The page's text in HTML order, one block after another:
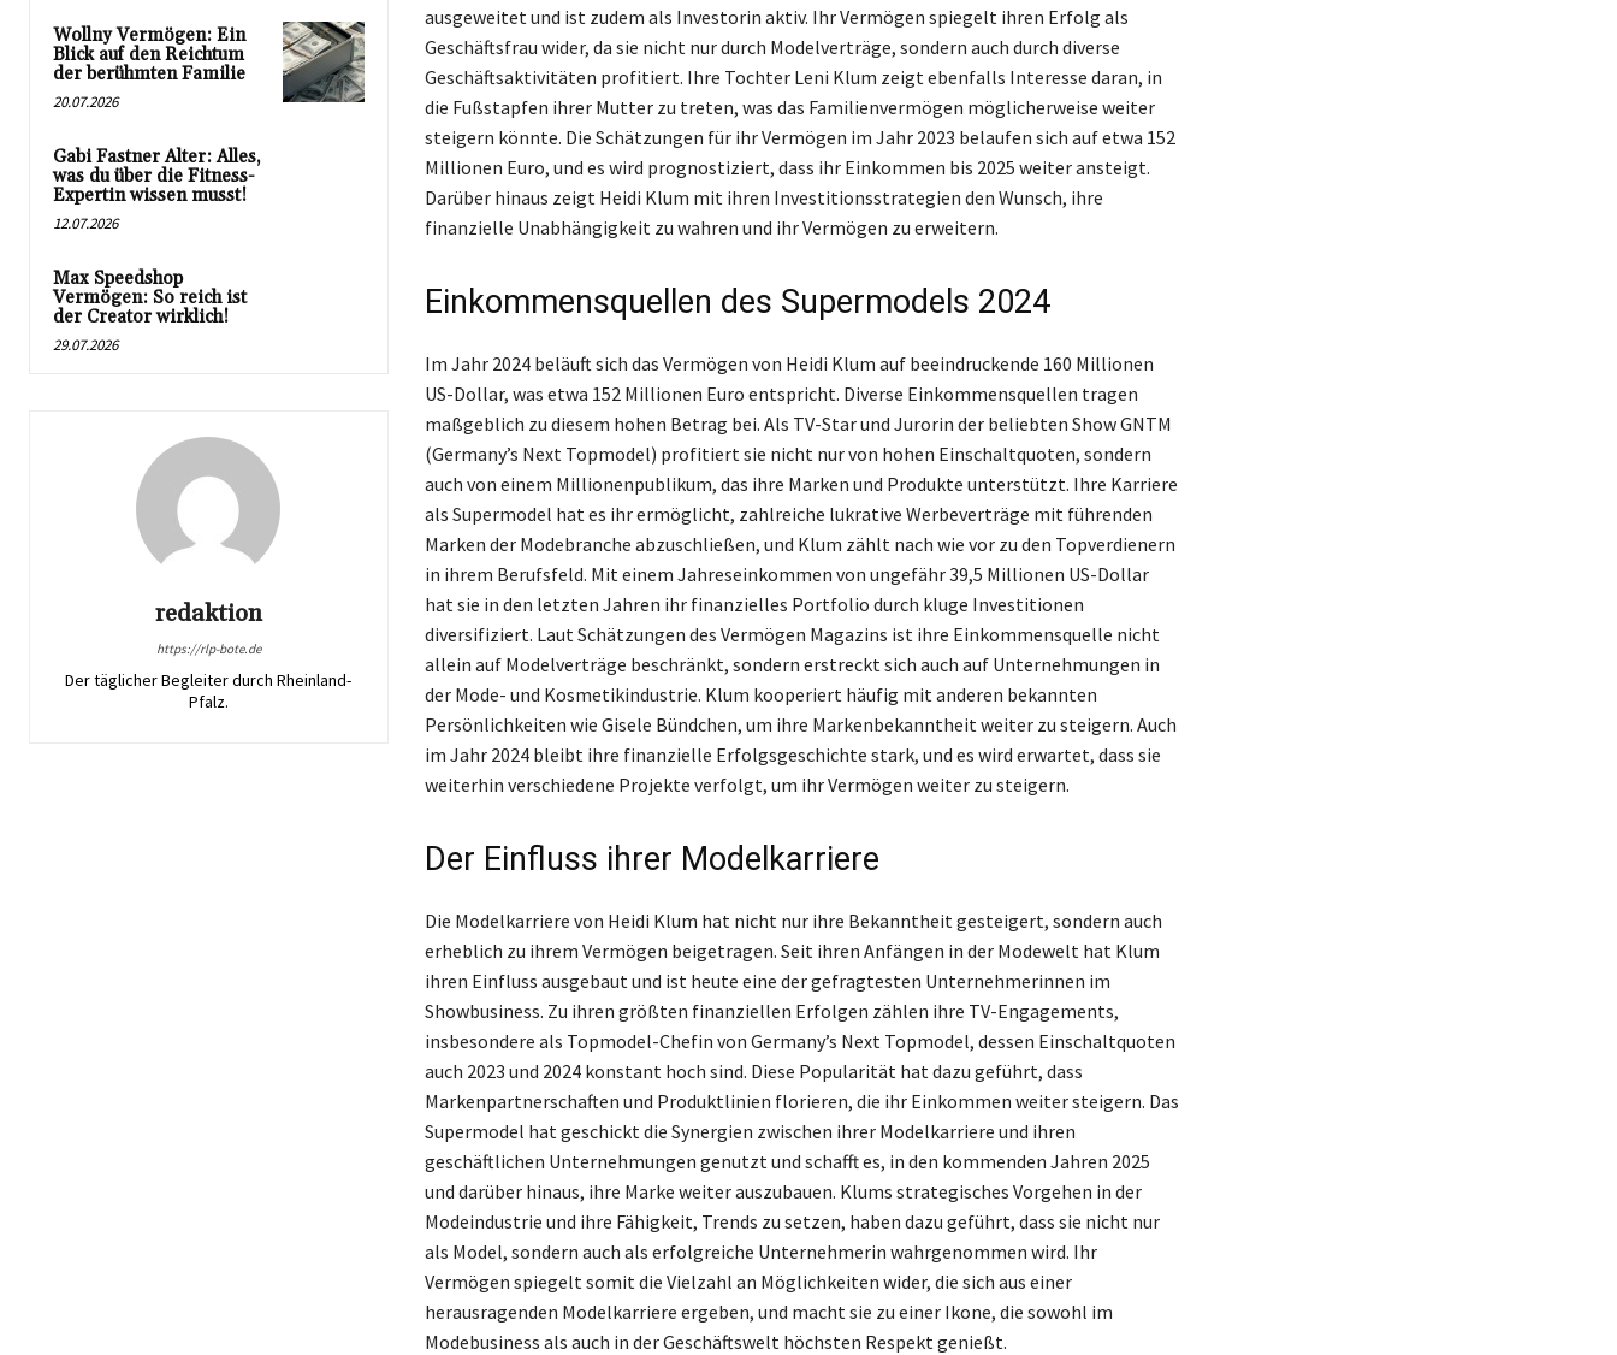
Wollny Vermögen: Ein
Blick auf den Reichtum
der berühmten Familie
20.07.2026
Gabi Fastner Alter: Alles,
was du über die Fitness-
Expertin wissen musst!
12.07.2026
Max Speedshop
Vermögen: So reich ist
der Creator wirklich!
29.07.2026
redaktion
https://rlp-bote.de
Der täglicher Begleiter durch Rheinland-
Pfalz.
ausgeweitet und ist zudem als Investorin aktiv. Ihr Vermögen spiegelt ihren Erfolg als
Geschäftsfrau wider, da sie nicht nur durch Modelverträge, sondern auch durch diverse
Geschäftsaktivitäten profitiert. Ihre Tochter Leni Klum zeigt ebenfalls Interesse daran, in
die Fußstapfen ihrer Mutter zu treten, was das Familienvermögen möglicherweise weiter
steigern könnte. Die Schätzungen für ihr Vermögen im Jahr 2023 belaufen sich auf etwa 152
Millionen Euro, und es wird prognostiziert, dass ihr Einkommen bis 2025 weiter ansteigt.
Darüber hinaus zeigt Heidi Klum mit ihren Investitionsstrategien den Wunsch, ihre
finanzielle Unabhängigkeit zu wahren und ihr Vermögen zu erweitern.
Einkommensquellen des Supermodels 2024
Im Jahr 2024 beläuft sich das Vermögen von Heidi Klum auf beeindruckende 160 Millionen
US-Dollar, was etwa 152 Millionen Euro entspricht. Diverse Einkommensquellen tragen
maßgeblich zu diesem hohen Betrag bei. Als TV-Star und Jurorin der beliebten Show GNTM
(Germany’s Next Topmodel) profitiert sie nicht nur von hohen Einschaltquoten, sondern
auch von einem Millionenpublikum, das ihre Marken und Produkte unterstützt. Ihre Karriere
als Supermodel hat es ihr ermöglicht, zahlreiche lukrative Werbeverträge mit führenden
Marken der Modebranche abzuschließen, und Klum zählt nach wie vor zu den Topverdienern
in ihrem Berufsfeld. Mit einem Jahreseinkommen von ungefähr 39,5 Millionen US-Dollar
hat sie in den letzten Jahren ihr finanzielles Portfolio durch kluge Investitionen
diversifiziert. Laut Schätzungen des Vermögen Magazins ist ihre Einkommensquelle nicht
allein auf Modelverträge beschränkt, sondern erstreckt sich auch auf Unternehmungen in
der Mode- und Kosmetikindustrie. Klum kooperiert häufig mit anderen bekannten
Persönlichkeiten wie Gisele Bündchen, um ihre Markenbekanntheit weiter zu steigern. Auch
im Jahr 2024 bleibt ihre finanzielle Erfolgsgeschichte stark, und es wird erwartet, dass sie
weiterhin verschiedene Projekte verfolgt, um ihr Vermögen weiter zu steigern.
Der Einfluss ihrer Modelkarriere
Die Modelkarriere von Heidi Klum hat nicht nur ihre Bekanntheit gesteigert, sondern auch
erheblich zu ihrem Vermögen beigetragen. Seit ihren Anfängen in der Modewelt hat Klum
ihren Einfluss ausgebaut und ist heute eine der gefragtesten Unternehmerinnen im
Showbusiness. Zu ihren größten finanziellen Erfolgen zählen ihre TV-Engagements,
insbesondere als Topmodel-Chefin von Germany’s Next Topmodel, dessen Einschaltquoten
auch 2023 und 2024 konstant hoch sind. Diese Popularität hat dazu geführt, dass
Markenpartnerschaften und Produktlinien florieren, die ihr Einkommen weiter steigern. Das
Supermodel hat geschickt die Synergien zwischen ihrer Modelkarriere und ihren
geschäftlichen Unternehmungen genutzt und schafft es, in den kommenden Jahren 2025
und darüber hinaus, ihre Marke weiter auszubauen. Klums strategisches Vorgehen in der
Modeindustrie und ihre Fähigkeit, Trends zu setzen, haben dazu geführt, dass sie nicht nur
als Model, sondern auch als erfolgreiche Unternehmerin wahrgenommen wird. Ihr
Vermögen spiegelt somit die Vielzahl an Möglichkeiten wider, die sich aus einer
herausragenden Modelkarriere ergeben, und macht sie zu einer Ikone, die sowohl im
Modebusiness als auch in der Geschäftswelt höchsten Respekt genießt.